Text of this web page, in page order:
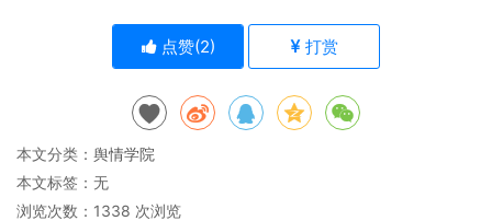
点赞(2) 打赏
本文分类： 舆情学院
本文标签：无
浏览次数： 1338 次浏览